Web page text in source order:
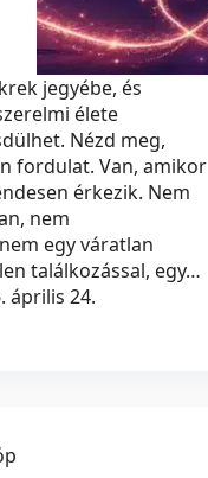
jegyébe, és
élete
Nézd meg,
fordulat. Van, amikor
érkezik. Nem
nem
egy váratlan
találkozással, egy…
április 24.